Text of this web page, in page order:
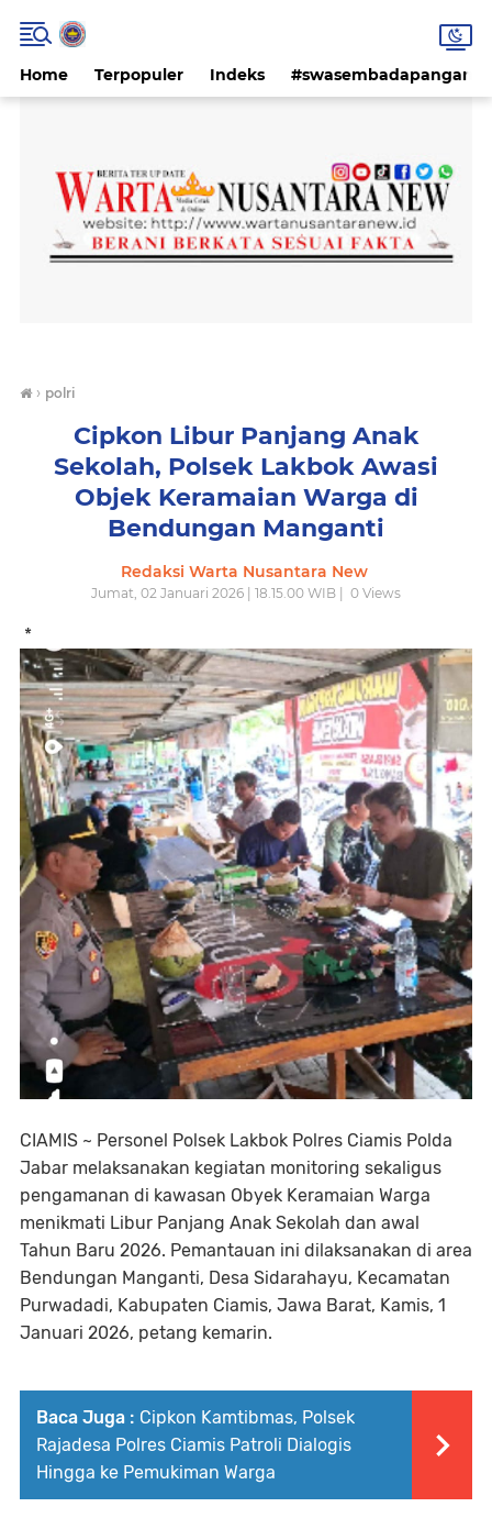
Home Terpopuler Indeks #swasembadapangan
› polri
Cipkon Libur Panjang Anak
Sekolah, Polsek Lakbok Awasi
Objek Keramaian Warga di
Bendungan Manganti
Redaksi Warta Nusantara New
Jumat, 02 Januari 2026 | 18.15.00 WIB | 0 Views
*
CIAMIS ~ Personel Polsek Lakbok Polres Ciamis Polda
Jabar melaksanakan kegiatan monitoring sekaligus
pengamanan di kawasan Obyek Keramaian Warga
menikmati Libur Panjang Anak Sekolah dan awal
Tahun Baru 2026. Pemantauan ini dilaksanakan di area
Bendungan Manganti, Desa Sidarahayu, Kecamatan
Purwadadi, Kabupaten Ciamis, Jawa Barat, Kamis, 1
Januari 2026, petang kemarin.
Baca Juga : Cipkon Kamtibmas, Polsek
Rajadesa Polres Ciamis Patroli Dialogis
Hingga ke Pemukiman Warga